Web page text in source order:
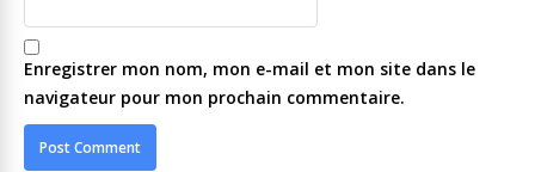
Enregistrer mon nom, mon e-mail et mon site dans le
navigateur pour mon prochain commentaire.